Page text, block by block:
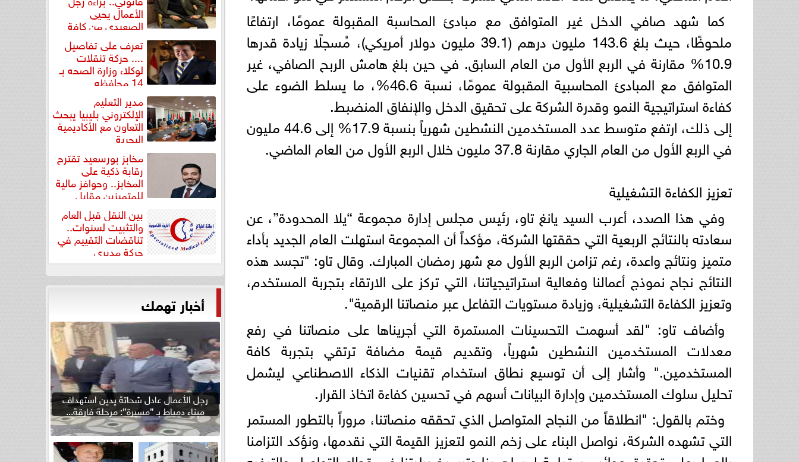
كما شهد صافي الدخل غير المتوافق مع مبادئ المحاسبة المقبولة عمومًا، ارتفاعًا
ملحوظًا، حيث بلغ 143.6 مليون درهم (39.1 مليون دولار أمريكي)، مُسجلًا زيادة قدرها
10.9% مقارنة في الربع الأول من العام السابق. في حين بلغ هامش الربح الصافي، غير
المتوافق مع المبادئ المحاسبية المقبولة عمومًا، نسبة 46.6%، ما يسلط الضوء على
كفاءة استراتيجية النمو وقدرة الشركة على تحقيق الدخل والإنفاق المنضبط.
إلى ذلك، ارتفع متوسط عدد المستخدمين النشطين شهرياً بنسبة 17.9% إلى 44.6 مليون
في الربع الأول من العام الجاري مقارنة 37.8 مليون خلال الربع الأول من العام الماضي.
تعزيز الكفاءة التشغيلية
وفي هذا الصدد، أعرب السيد يانغ تاو، رئيس مجلس إدارة مجموعة “يلا المحدودة”، عن
سعادته بالنتائج الربعية التي حققتها الشركة، مؤكداً أن المجموعة استهلت العام الجديد بأداء
متميز ونتائج واعدة، رغم تزامن الربع الأول مع شهر رمضان المبارك. وقال تاو: "تجسد هذه
النتائج نجاح نموذج أعمالنا وفعالية استراتيجياتنا، التي تركز على الارتقاء بتجربة المستخدم،
وتعزيز الكفاءة التشغيلية، وزيادة مستويات التفاعل عبر منصاتنا الرقمية".
وأضاف تاو: "لقد أسهمت التحسينات المستمرة التي أجريناها على منصاتنا في رفع
معدلات المستخدمين النشطين شهرياً، وتقديم قيمة مضافة ترتقي بتجربة كافة
المستخدمين." وأشار إلى أن توسيع نطاق استخدام تقنيات الذكاء الاصطناعي ليشمل
تحليل سلوك المستخدمين وإدارة البيانات أسهم في تحسين كفاءة اتخاذ القرار.
وختم بالقول: "انطلاقاً من النجاح المتواصل الذي تحققه منصاتنا، مروراً بالتطور المستمر
التي تشهده الشركة، نواصل البناء على زخم النمو لتعزيز القيمة التي نقدمها، ونؤكد التزامنا
الأعمال يحيى
الصعيدي من كافة
التهم... تعرف على تفاصيل
.... حركة تنقلات
لوكلاء وزارة الصحه بـ
14 محافظه
مدير التعليم
الإلكتروني بليبيا يبحث
التعاون مع الأكاديمية
البحرية
مخابز بورسعيد تقترح
رقابة ذكية على
المخابز.. وحوافز مالية
للمتميزين مقابل
بين النقل قبل العام
والتثبيت لسنوات..
تناقضات التقييم في
حركة مديري
”مستشفيات...
أخبار تهمك
رجل الأعمال عادل شحاتة يدين استهداف
ميناء دمياط بـ ”مسيرة”: مرحلة فارقة...